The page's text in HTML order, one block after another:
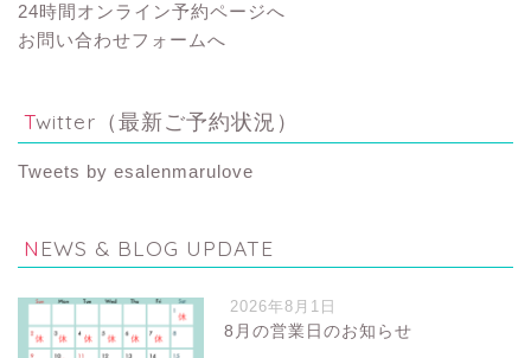
24時間オンライン予約ページへ
お問い合わせフォームへ
Twitter（最新ご予約状況）
Tweets by esalenmarulove
NEWS & BLOG UPDATE
2026年8月1日
8月の営業日のお知らせ